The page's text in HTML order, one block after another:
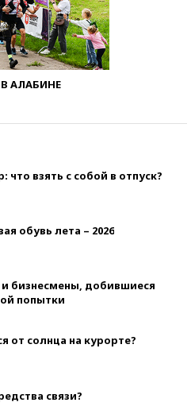
АЛАБИНЕ
взять с собой в отпуск?
обувь лета – 2026
бизнесмены, добившиеся
попытки
от солнца на курорте?
связи?